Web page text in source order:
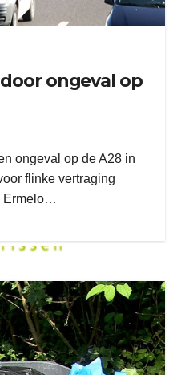
ongeval op
ongeval op de A28 in
flinke vertraging
Ermelo…